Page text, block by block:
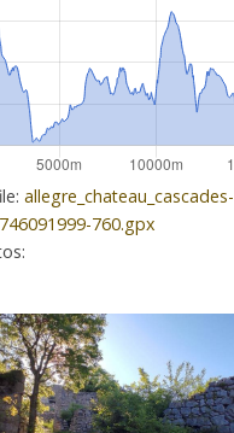
allegre_chateau_cascades-
760.gpx